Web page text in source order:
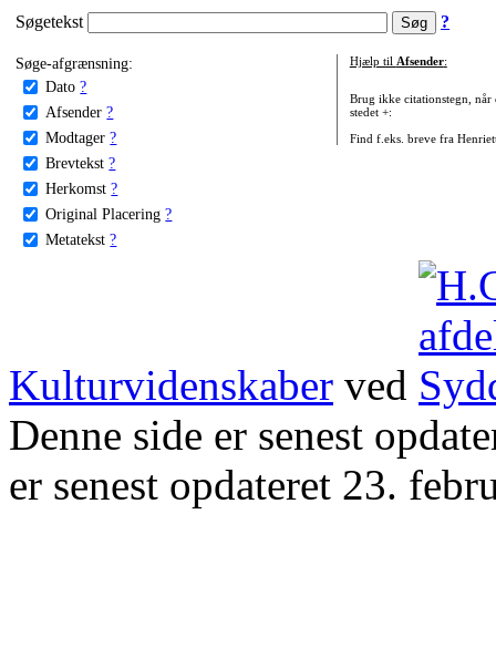
Søgetekst ?
Søge-afgrænsning:
Dato ?
Afsender ?
Modtager ?
Brevtekst ?
Herkomst ?
Original Placering ?
Metatekst ?
Hjælp til Afsender:
Brug ikke citationstegn, når
stedet +:
Find f.eks. breve fra
Kulturvidenskaber ved
Denne side er senest
er senest opdateret 23.